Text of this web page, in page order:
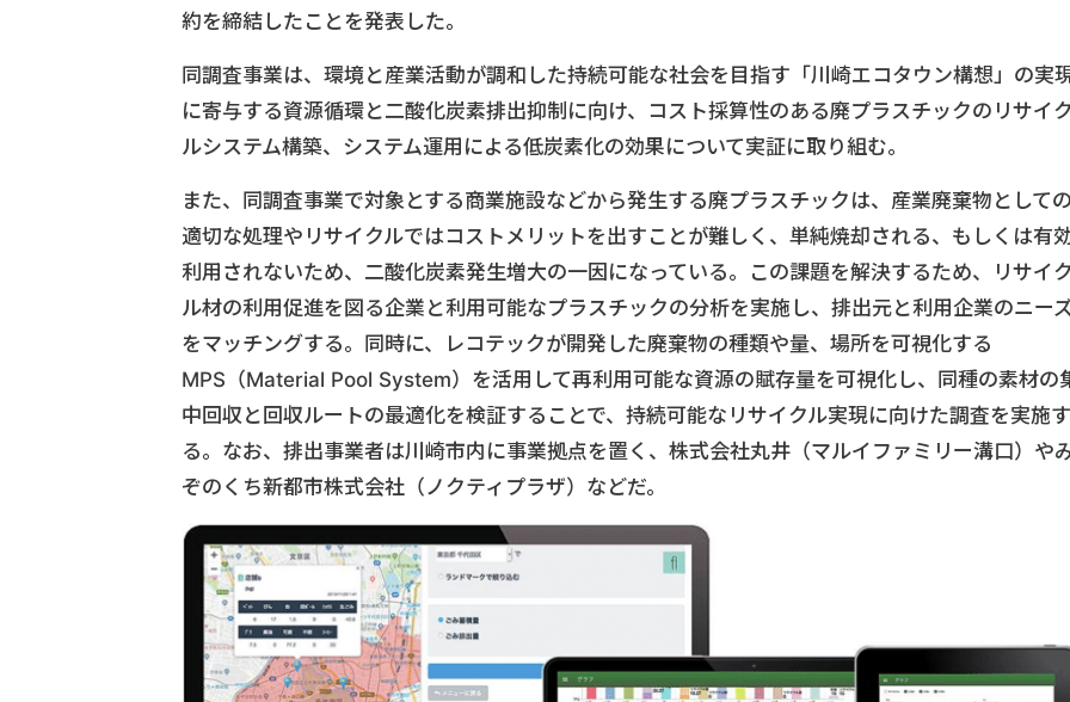
約を締結したことを発表した。
同調査事業は、環境と産業活動が調和した持続可能な社会を目指す「川崎エコタウン構想」の実
に寄与する資源循環と二酸化炭素排出抑制に向け、コスト採算性のある廃プラスチックのリサイ
ルシステム構築、システム運用による低炭素化の効果について実証に取り組む。
また、同調査事業で対象とする商業施設などから発生する廃プラスチックは、産業廃棄物として
適切な処理やリサイクルではコストメリットを出すことが難しく、単純焼却される、もしくは有
利用されないため、二酸化炭素発生増大の一因になっている。この課題を解決するため、リサイ
ル材の利用促進を図る企業と利用可能なプラスチックの分析を実施し、排出元と利用企業のニー
をマッチングする。同時に、レコテックが開発した廃棄物の種類や量、場所を可視化する
MPS（Material Pool System）を活用して再利用可能な資源の賦存量を可視化し、同種の素材の
中回収と回収ルートの最適化を検証することで、持続可能なリサイクル実現に向けた調査を実施す
る。なお、排出事業者は川崎市内に事業拠点を置く、株式会社丸井（マルイファミリー溝口）や
ぞのくち新都市株式会社（ノクティプラザ）などだ。